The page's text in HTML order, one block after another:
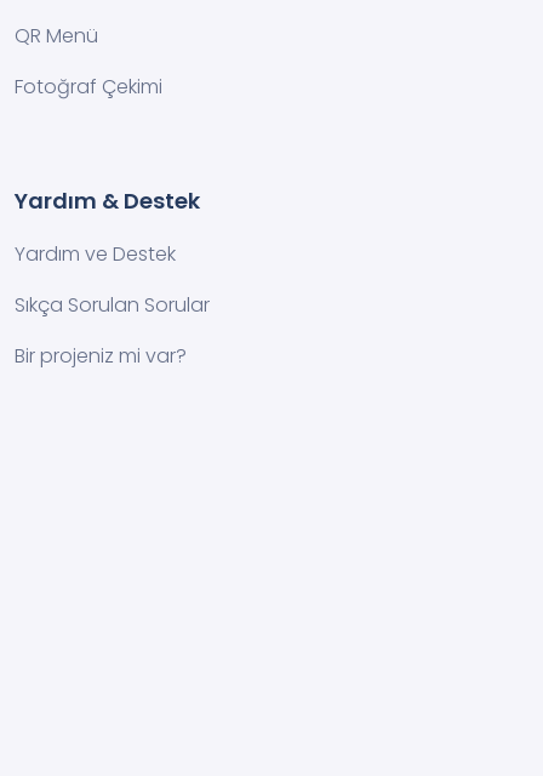
QR Menü
Fotoğraf Çekimi
Yardım & Destek
Yardım ve Destek
Sıkça Sorulan Sorular
Bir projeniz mi var?